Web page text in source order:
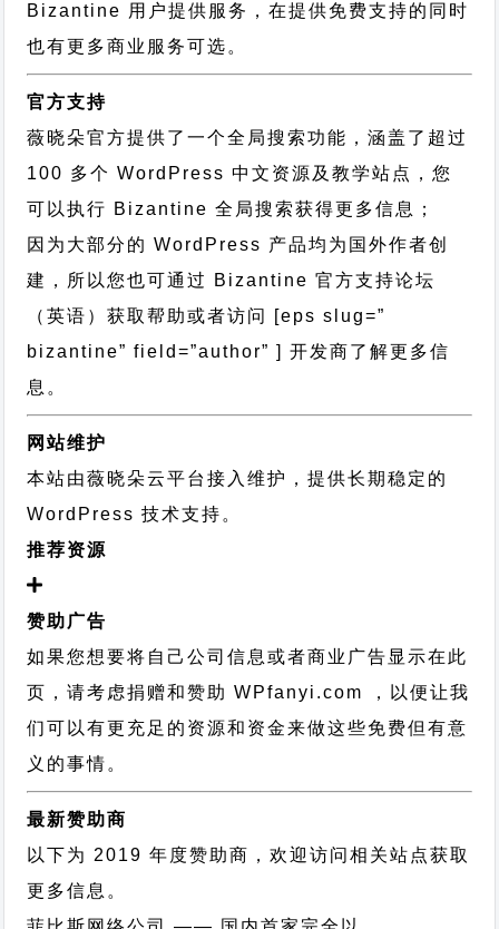
Bizantine 用户提供服务，在提供免费支持的同时
也有更多商业服务可选。
官方支持
薇晓朵官方提供了一个全局搜索功能，涵盖了超过
100 多个 WordPress 中文资源及教学站点，您
可以执行 Bizantine 全局搜索获得更多信息；
因为大部分的 WordPress 产品均为国外作者创
建，所以您也可通过 Bizantine 官方支持论坛
（英语）获取帮助或者访问 [eps slug=”
bizantine” field=”author” ] 开发商了解更多信
息。
网站维护
本站由薇晓朵云平台接入维护，提供长期稳定的
WordPress 技术支持 。
推荐资源
赞助广告
如果您想要将自己公司信息或者商业广告显示在此
页，请考虑捐赠和赞助 WPfanyi.com ，以便让我
们可以有更充足的资源和资金来做这些免费但有意
义的事情。
最新赞助商
以下为 2019 年度赞助商，欢迎访问相关站点获取
更多信息。